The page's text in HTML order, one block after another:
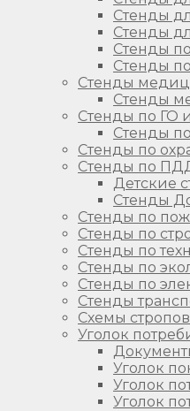
Стенды
Стенды
Стенды
Стенды
Стенды
Стенды
Стенды по ГО
Стенды
Стенды по
Стенды по
Детские
Стенды
Стенды по
Стенды по
Стенды по
Стенды по
Стенды по
Стенды
Схемы
Уголок
Уголок
Уголок
Уголок